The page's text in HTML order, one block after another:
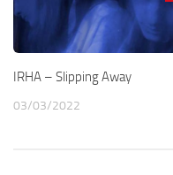
IRHA – Slipping Away
03/03/2022